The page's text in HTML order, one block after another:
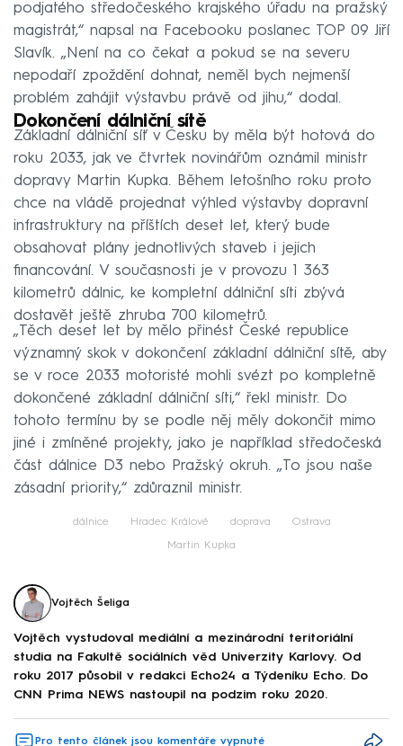
podjatého středočeského krajského úřadu na pražský
magistrát,“ napsal na Facebooku poslanec TOP 09 Jiří
Slavík. „Není na co čekat a pokud se na severu
nepodaří zpoždění dohnat, neměl bych nejmenší
problém zahájit výstavbu právě od jihu,“ dodal.
Dokončení dálniční sítě
Základní dálniční síť v Česku by měla být hotová do
roku 2033, jak ve čtvrtek novinářům oznámil ministr
dopravy Martin Kupka. Během letošního roku proto
chce na vládě projednat výhled výstavby dopravní
infrastruktury na příštích deset let, který bude
obsahovat plány jednotlivých staveb i jejich
financování. V současnosti je v provozu 1 363
kilometrů dálnic, ke kompletní dálniční síti zbývá
dostavět ještě zhruba 700 kilometrů.
„Těch deset let by mělo přinést České republice
významný skok v dokončení základní dálniční sítě, aby
se v roce 2033 motoristé mohli svézt po kompletně
dokončené základní dálniční síti,“ řekl ministr. Do
tohoto termínu by se podle něj měly dokončit mimo
jiné i zmíněné projekty, jako je například středočeská
část dálnice D3 nebo Pražský okruh. „To jsou naše
zásadní priority,“ zdůraznil ministr.
dálnice Hradec Králové doprava Ostrava
Martin Kupka
Vojtěch Šeliga
Vojtěch vystudoval mediální a mezinárodní teritoriální
studia na Fakultě sociálních věd Univerzity Karlovy. Od
roku 2017 působil v redakci Echo24 a Týdeníku Echo. Do
CNN Prima NEWS nastoupil na podzim roku 2020.
Pro tento článek jsou komentáře vypnuté